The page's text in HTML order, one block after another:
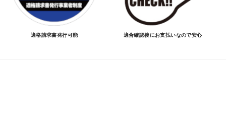
適格請求書発行可能 適合確認後にお支払いなので安心